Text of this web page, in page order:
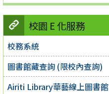
校園 E 化服務
校務系統
圖書館藏查詢 (限校內查詢)
Airiti Library華藝線上圖書館